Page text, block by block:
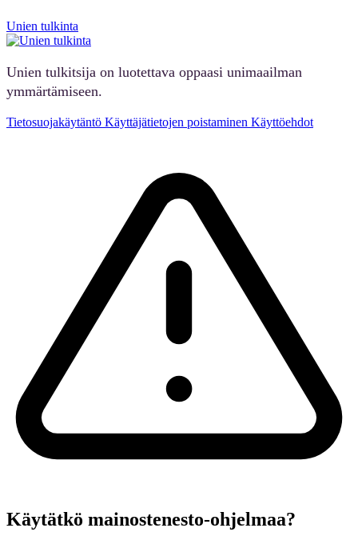
Unien tulkinta
Unien tulkitsija on luotettava oppaasi unimaailman
ymmärtämiseen.
Tietosuojakäytäntö Käyttäjätietojen poistaminen Käyttöehdot
Käytätkö mainostenesto-ohjelmaa?